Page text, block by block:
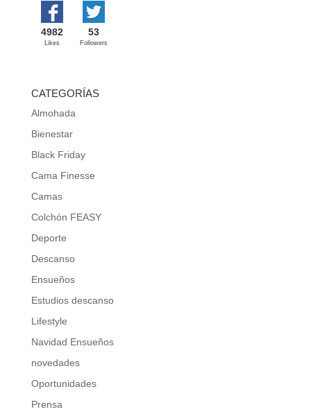
4982
Likes
53
Followers
CATEGORÍAS
Almohada
Bienestar
Black Friday
Cama Finesse
Camas
Colchón FEASY
Deporte
Descanso
Ensueños
Estudios descanso
Lifestyle
Navidad Ensueños
novedades
Oportunidades
Prensa